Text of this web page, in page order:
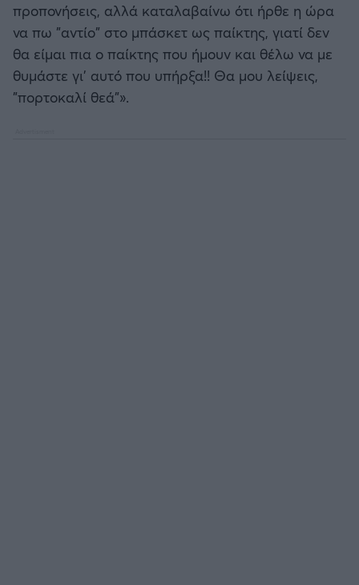
προπονήσεις, αλλά καταλαβαίνω ότι ήρθε η ώρα
να πω "αντίο" στο μπάσκετ ως παίκτης, γιατί δεν
θα είμαι πια ο παίκτης που ήμουν και θέλω να με
θυμάστε γι' αυτό που υπήρξα!! Θα μου λείψεις,
"πορτοκαλί θεά"».